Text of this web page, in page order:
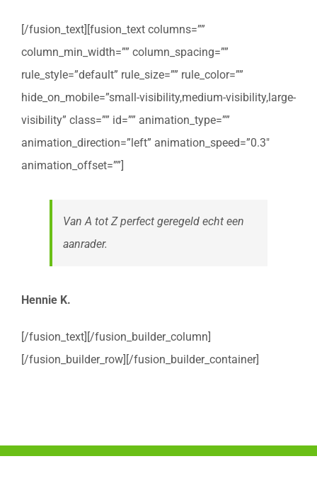
[/fusion_text][fusion_text columns=””
column_min_width=”” column_spacing=””
rule_style=”default” rule_size=”” rule_color=””
hide_on_mobile=”small-visibility,medium-visibility,large-
visibility” class=”” id=”” animation_type=””
animation_direction=”left” animation_speed=”0.3″
animation_offset=””]
Van A tot Z perfect geregeld echt een
aanrader.
Hennie K.
[/fusion_text][/fusion_builder_column]
[/fusion_builder_row][/fusion_builder_container]